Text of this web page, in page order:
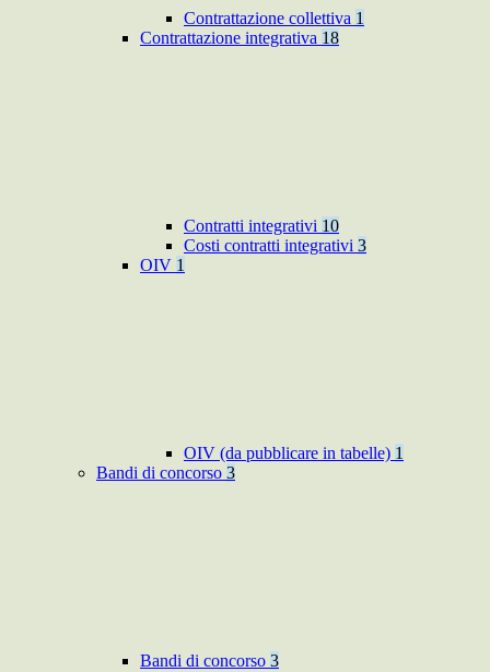
Contrattazione collettiva 1
Contrattazione integrativa 18
Contratti integrativi 10
Costi contratti integrativi 3
OIV 1
OIV (da pubblicare in tabelle) 1
Bandi di concorso 3
Bandi di concorso 3